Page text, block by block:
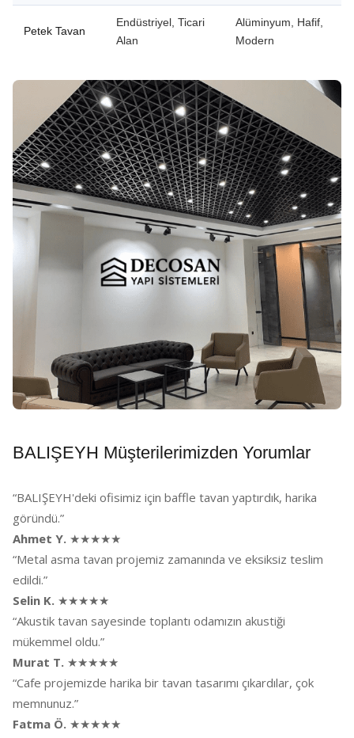
Petek Tavan
Endüstriyel, Ticari
Alan
Alüminyum, Hafif,
Modern
BALIŞEYH Müşterilerimizden Yorumlar
“BALIŞEYH'deki ofisimiz için baffle tavan yaptırdık, harika
göründü.”
Ahmet Y. ★★★★★
“Metal asma tavan projemiz zamanında ve eksiksiz teslim
edildi.”
Selin K. ★★★★★
“Akustik tavan sayesinde toplantı odamızın akustiği
mükemmel oldu.”
Murat T. ★★★★★
“Cafe projemizde harika bir tavan tasarımı çıkardılar, çok
memnunuz.”
Fatma Ö. ★★★★★